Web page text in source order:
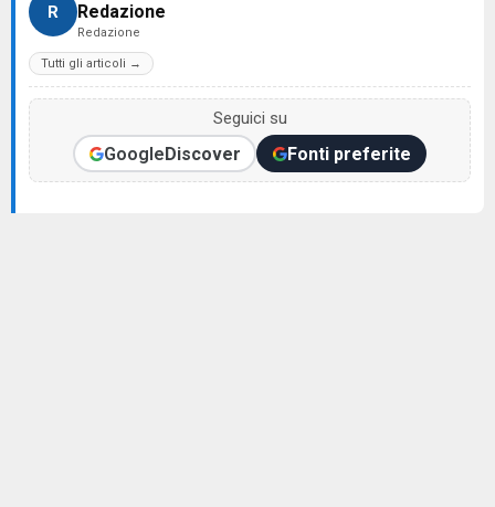
R Redazione
Redazione
Tutti gli articoli →
Seguici su
GoogleDiscover Fonti preferite